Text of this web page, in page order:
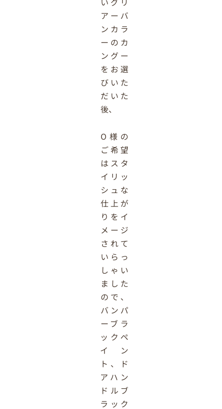
アーバ
ンカラ
ーのカ
ングー
をお選
びいた
だいた
後、
O 様の
ご希望
はスタ
イリッ
シュな
仕上が
りをイ
メージ
されて
いらっ
しゃい
ました
ので、
バンパ
ーブラ
ックペ
イン
ト、ド
アハン
ドルブ
ラック